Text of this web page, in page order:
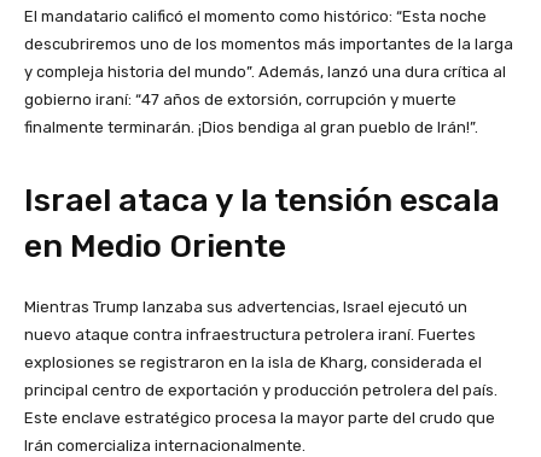
El mandatario calificó el momento como histórico: “Esta noche
descubriremos uno de los momentos más importantes de la larga
y compleja historia del mundo”. Además, lanzó una dura crítica al
gobierno iraní: “47 años de extorsión, corrupción y muerte
finalmente terminarán. ¡Dios bendiga al gran pueblo de Irán!”.
Israel ataca y la tensión escala
en Medio Oriente
Mientras Trump lanzaba sus advertencias, Israel ejecutó un
nuevo ataque contra infraestructura petrolera iraní. Fuertes
explosiones se registraron en la isla de Kharg, considerada el
principal centro de exportación y producción petrolera del país.
Este enclave estratégico procesa la mayor parte del crudo que
Irán comercializa internacionalmente.